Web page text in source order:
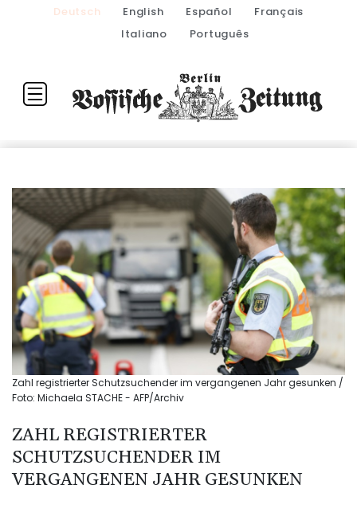
Deutsch English Español
Français
Italiano
Português
Zahl registrierter Schutzsuchender im vergangenen Jahr gesunken /
Foto: Michaela STACHE - AFP/Archiv
ZAHL REGISTRIERTER
SCHUTZSUCHENDER IM
VERGANGENEN JAHR GESUNKEN